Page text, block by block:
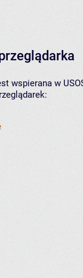
wspierana w